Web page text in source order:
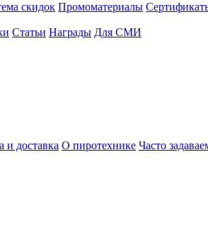
скидок Промоматериалы
Статьи Награды Для СМИ
и доставка О пиротехнике Часто